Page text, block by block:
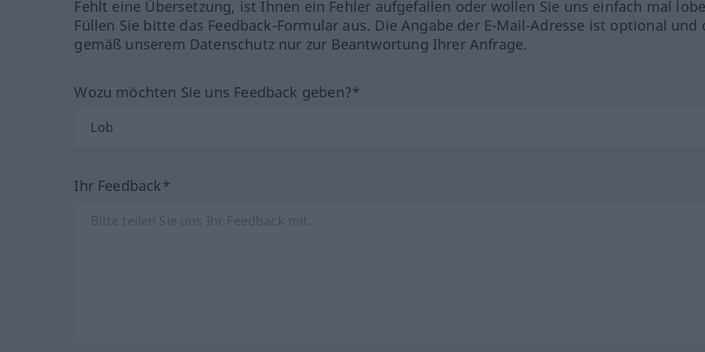
Fehlt eine Übersetzung, ist Ihnen ein Fehler aufgefallen oder wollen Sie uns einfach mal
Füllen Sie bitte das Feedback-Formular aus. Die Angabe der E-Mail-Adresse ist optional und
gemäß unserem Datenschutz nur zur Beantwortung Ihrer Anfrage.
Wozu möchten Sie uns Feedback geben?*
Ihr Feedback*